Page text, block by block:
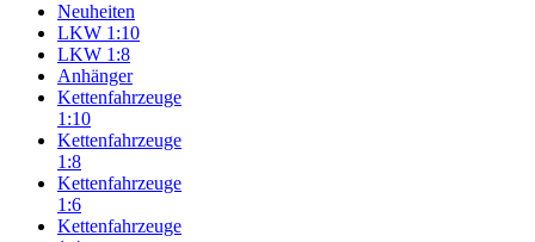
Neuheiten
LKW 1:10
LKW 1:8
Anhänger
Kettenfahrzeuge
1:10
Kettenfahrzeuge
1:8
Kettenfahrzeuge
1:6
Kettenfahrzeuge